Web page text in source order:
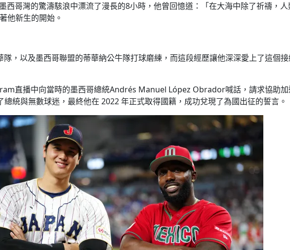
哥灣的驚濤駭浪中漂流了漫長的8小時，他曾回憶道：「在大海中除了祈禱，
他新生的開始。
，以及墨西哥聯盟的蒂華納公牛隊打球磨練，而這段經歷讓他深深愛上了這個
直播中向當時的墨西哥總統Andrés Manuel López Obrador喊話，請求協助
統與無數球迷，最終他在 2022 年正式取得國籍，成功兌現了為國出征的誓言。